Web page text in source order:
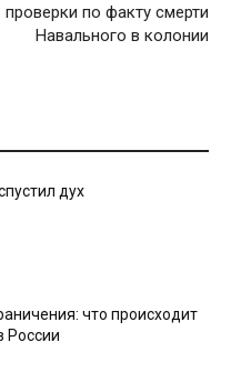
проверки по факту смерти
Навального в колонии
дух
что происходит
России